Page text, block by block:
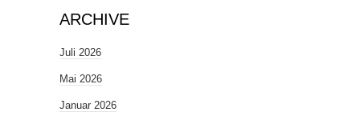
ARCHIVE
Juli 2026
Mai 2026
Januar 2026